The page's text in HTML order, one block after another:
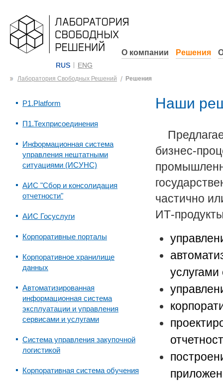
RUS ENG
О компании Решения
Лаборатория Свободных Решений Решения
P1.Platform
П1.Техприсоединения
Информационная система
управления нештатными
ситуациями (ИСУНС)
АИС "Сбор и консолидация
отчетности"
АИС Госуслуги
Корпоративные порталы
Корпоративное хранилище
данных
Автоматизированная
информационная система
эксплуатации и управления
сервисами и услугами
Система управления закупочной
логистикой
Корпоративная система обучения
Наши
бизнес-
частично
ИТ-
услугами